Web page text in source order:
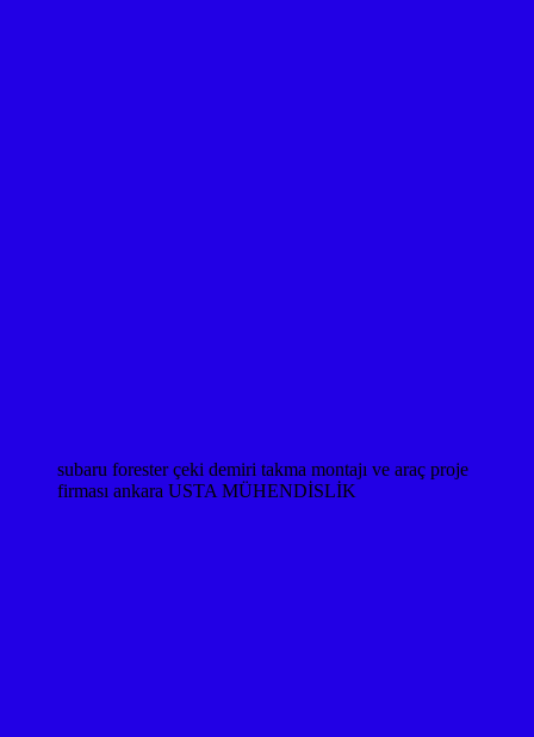
subaru forester çeki demiri takma montajı ve araç proje
firması ankara USTA MÜHENDİSLİK